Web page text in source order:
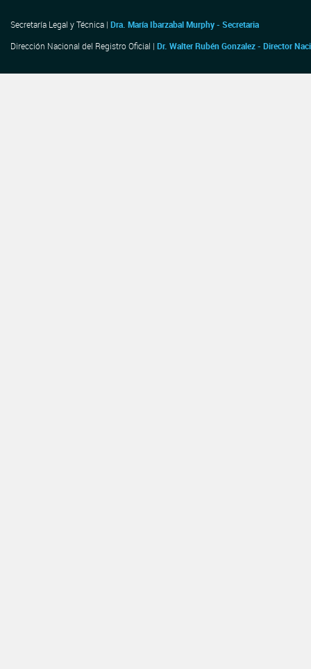
Secretaría Legal y Técnica | Dra. María Ibarzabal Murphy - Secretaria
Dirección Nacional del Registro Oficial | Dr. Walter Rubén Gonzalez - Director